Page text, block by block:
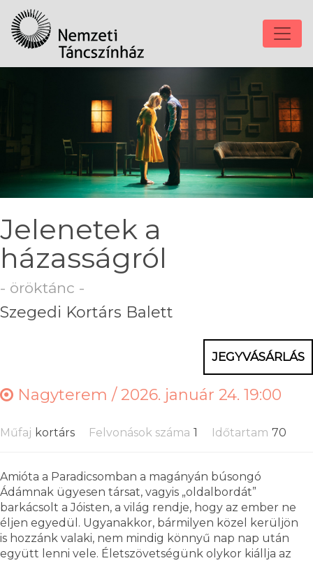
Jelenetek a
házasságról
- öröktánc -
Szegedi Kortárs Balett
JEGYVÁSÁRLÁS
Nagyterem /2026. január 24. 19:00
Műfaj kortárs Felvonások száma 1 Időtartam 70
Amióta a Paradicsomban a magányán búsongó
Ádámnak ügyesen társat, vagyis „oldalbordát”
barkácsolt a Jóisten, a világ rendje, hogy az ember ne
éljen egyedül. Ugyanakkor, bármilyen közel kerüljön
is hozzánk valaki, nem mindig könnyű nap nap után
együtt lenni vele. Életszövetségünk olykor kiállja az